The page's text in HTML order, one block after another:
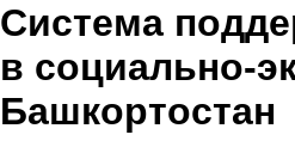
Система
в социально-
Башкортостан